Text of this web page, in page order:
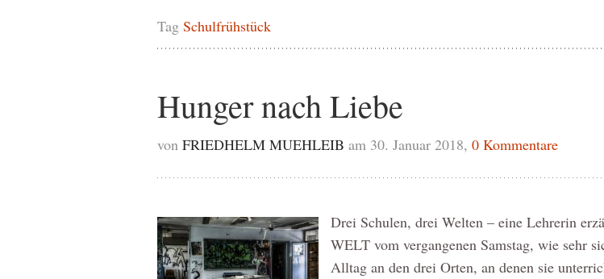
Tag Schulfrühstück
Hunger nach Liebe
von FRIEDHELM MUEHLEIB am 30. Januar 2018, 0 Kommentare
Drei Schulen, drei Welten – eine Lehrerin
WELT vom vergangenen Samstag, wie sehr
Alltag an den drei Orten, an denen sie